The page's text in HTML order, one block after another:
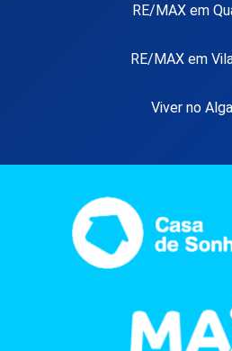
RE/MAX em
RE/MAX em
Viver no